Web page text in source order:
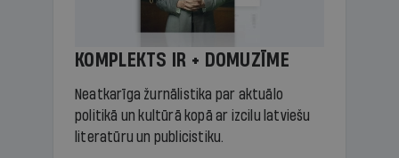
KOMPLEKTS IR + DOMUZĪME
Neatkarīga žurnālistika par aktuālo
politikā un kultūrā kopā ar izcilu latviešu
literatūru un publicistiku.